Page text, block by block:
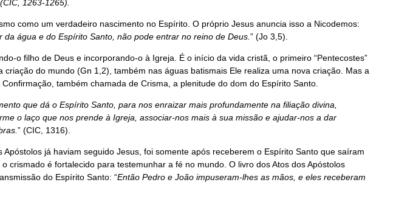
1263-1265).
como um verdadeiro nascimento no Espírito. O próprio Jesus anuncia isso a Nicodemos:
água e do Espírito Santo, não pode entrar no reino de Deus.” (Jo 3,5).
o filho de Deus e incorporando-o à Igreja. É o início da vida cristã, o primeiro “Pentecostes”
do mundo (Gn 1,2), também nas águas batismais Ele realiza uma nova criação. Mas a
também chamada de Crisma, a plenitude do dom do Espírito Santo.
que dá o Espírito Santo, para nos enraizar mais profundamente na filiação divina,
o laço que nos prende à Igreja, associar-nos mais à sua missão e ajudar-nos a dar
” (CIC, 1316).
já haviam seguido Jesus, foi somente após receberem o Espírito Santo que saíram
crismado é fortalecido para testemunhar a fé no mundo. O livro dos Atos dos Apóstolos
do Espírito Santo: “Então Pedro e João impuseram-lhes as mãos, e eles receberam